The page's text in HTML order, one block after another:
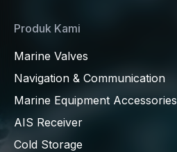
Produk Kami
Marine Valves
Navigation & Communication
Marine Equipment Accessories
AIS Receiver
Cold Storage